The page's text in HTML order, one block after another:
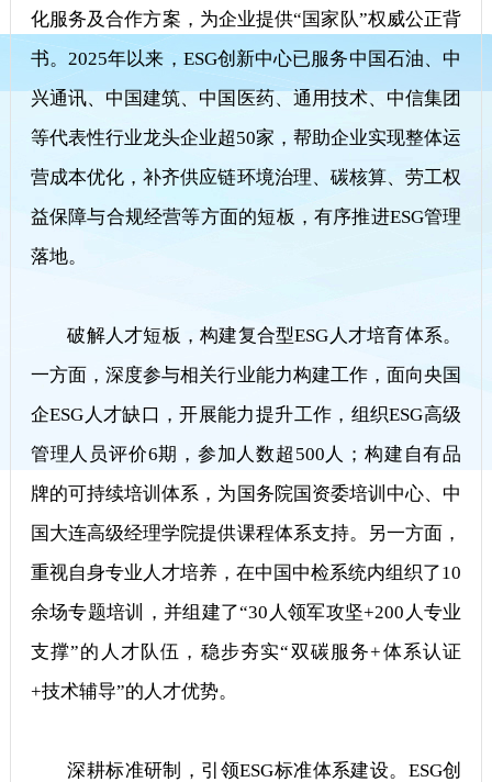
化服务及合作方案，为企业提供“国家队”权威公正背
书。2025年以来，ESG创新中心已服务中国石油、中
兴通讯、中国建筑、中国医药、通用技术、中信集团
等代表性行业龙头企业超50家，帮助企业实现整体运
营成本优化，补齐供应链环境治理、碳核算、劳工权
益保障与合规经营等方面的短板，有序推进ESG管理
落地。
破解人才短板，构建复合型ESG人才培育体系。
一方面，深度参与相关行业能力构建工作，面向央国
企ESG人才缺口，开展能力提升工作，组织ESG高级
管理人员评价6期，参加人数超500人；构建自有品
牌的可持续培训体系，为国务院国资委培训中心、中
国大连高级经理学院提供课程体系支持。另一方面，
重视自身专业人才培养，在中国中检系统内组织了10
余场专题培训，并组建了“30人领军攻坚+200人专业
支撑”的人才队伍，稳步夯实“双碳服务+体系认证
+技术辅导”的人才优势。
深耕标准研制，引领ESG标准体系建设。ESG创